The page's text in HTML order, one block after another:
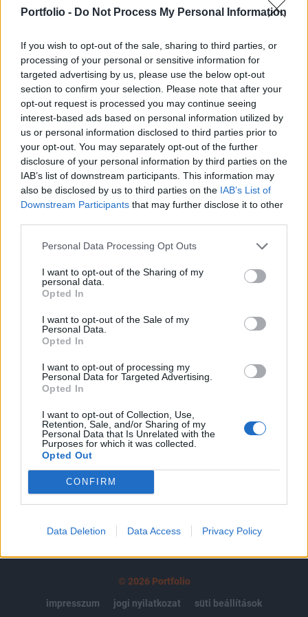
Portfolio - Do Not Process My Personal Information
If you wish to opt-out of the sale, sharing to third parties, or
processing of your personal or sensitive information for
targeted advertising by us, please use the below opt-out
section to confirm your selection. Please note that after your
opt-out request is processed you may continue seeing
interest-based ads based on personal information utilized by
us or personal information disclosed to third parties prior to
your opt-out. You may separately opt-out of the further
disclosure of your personal information by third parties on the
IAB’s list of downstream participants. This information may
also be disclosed by us to third parties on the IAB’s List of
Downstream Participants that may further disclose it to other
Personal Data Processing Opt Outs
I want to opt-out of the Sharing of my
personal data.
Opted In
I want to opt-out of the Sale of my
Personal Data.
Opted In
I want to opt-out of processing my
Personal Data for Targeted Advertising.
Opted In
I want to opt-out of Collection, Use,
Retention, Sale, and/or Sharing of my
Personal Data that Is Unrelated with the
Purposes for which it was collected.
Opted Out
CONFIRM
Data Deletion Data Access Privacy Policy
árfolyama elszakadt - nagy forgalommal karöltve.
és tulajdonságait mutatjuk be, és felvázoljuk
azokat a megközelítéseket, melyek ezek
kihasználására irányulnak.
A pénteki MOL gap. Gap-ről, azaz résről (másnéven
szakadásról) abban az esetben beszélhetünk, ha az
árfolyam grafikonon olyan helyzet alakul ki, hogy az chart
folytonossága megtörik, az emelkedés, vagy csökkenés
megszakad. Erre láthattunk példát múlt hét pénteken a
MOL árfolyamának esetében is, ami egy igen pozitív hírnek
volt köszönhető.
KEDVES OLVASÓNK!
A keresett cikk a portfolio.hu hírarchívumához
tartozik, melynek olvasása előfizetéses
Az előfizetés a következőket tartalmazza:
Kötéslisták: BÉT elmúlt 2 év napon belüli
kötéslistái
Előfizetés
MÁR ELŐFIZETŐNK VAGY?BEJELENTKEZÉS
© 2026 Portfolio
impresszum
jogi nyilatkozat süti beállítások